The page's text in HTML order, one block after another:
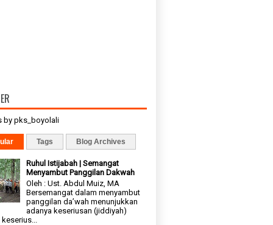
by pks_boyolali
Tags Blog Archives
Ruhul Istijabah | Semangat
Menyambut Panggilan Dakwah
Oleh : Ust. Abdul Muiz, MA
Bersemangat dalam menyambut
panggilan da’wah menunjukkan
adanya keseriusan (jiddiyah)